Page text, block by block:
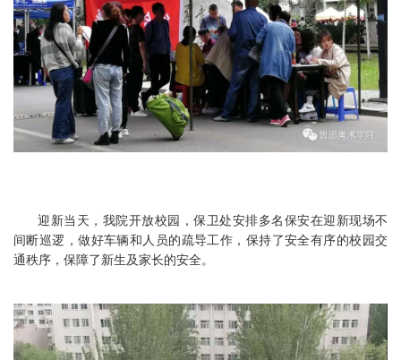
迎新当天，我院开放校园，保卫处安排多名保安在迎新现场不
间断巡逻，做好车辆和人员的疏导工作，保持了安全有序的校园交
通秩序，保障了新生及家长的安全。